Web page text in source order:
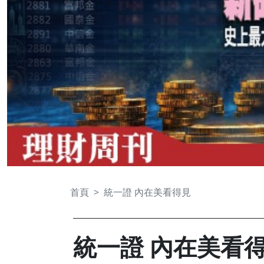
首頁 統一證 內在美看得見
統一證 內在美看